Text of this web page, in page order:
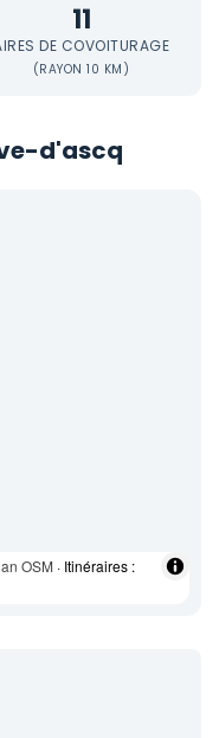
11
DE COVOITURAGE
(RAYON 10 KM)
d'ascq
OSM · Itinéraires :